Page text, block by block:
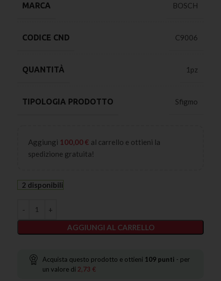
MARCA BOSCH
CODICE CND C9006
QUANTITÀ 1pz
TIPOLOGIA PRODOTTO Sfigmo
Aggiungi 100,00€ al carrello e ottieni la
spedizione gratuita!
2 disponibili
AGGIUNGI AL CARRELLO
Acquista questo prodotto e ottieni 109 punti - per
un valore di 2,73 €